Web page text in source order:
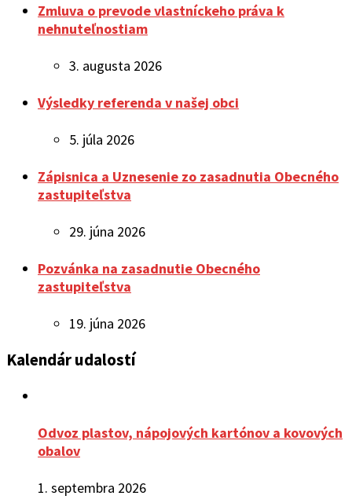
Zmluva o prevode vlastníckeho práva k
nehnuteľnostiam
3. augusta 2026
Výsledky referenda v našej obci
5. júla 2026
Zápisnica a Uznesenie zo zasadnutia Obecného
zastupiteľstva
29. júna 2026
Pozvánka na zasadnutie Obecného
zastupiteľstva
19. júna 2026
Kalendár udalostí
Odvoz plastov, nápojových kartónov a kovových
obalov
1. septembra 2026